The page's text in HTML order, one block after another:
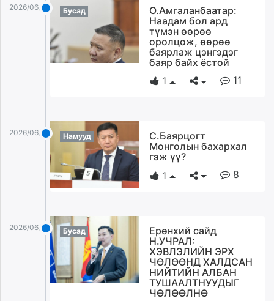
2026/06/09 Бусад
О.Амгаланбаатар:
Наадам бол ард
түмэн өөрөө
оролцож, өөрөө
баярлаж цэнгэдэг
баяр байх ёстой
1
11
2026/06/09 Намууд
С.Баярцогт
Монголын бахархал
гэж үү?
1
8
2026/06/09 Бусад
Ерөнхий сайд
Н.УЧРАЛ:
ХЭВЛЭЛИЙН ЭРХ
ЧӨЛӨӨНД ХАЛДСАН
НИЙТИЙН АЛБАН
ТУШААЛТНУУДЫГ
ЧӨЛӨӨЛНӨ